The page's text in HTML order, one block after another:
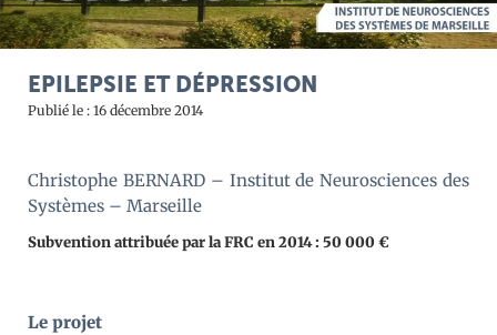
EPILEPSIE ET DÉPRESSION
Publié le : 16 décembre 2014
Christophe BERNARD – Institut de Neurosciences des
Systèmes – Marseille
Subvention attribuée par la FRC en 2014 : 50 000 €
Le projet